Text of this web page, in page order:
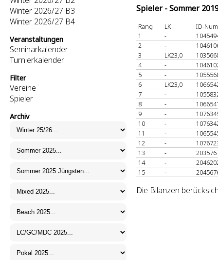
Winter 2026/27 B3
Winter 2026/27 B4
Veranstaltungen
Seminarkalender
Turnierkalender
Filter
Vereine
Spieler
Archiv
Spieler - Sommer
Rang LK
ID-
1
-
2
-
3
LK23,0
4
-
5
-
6
LK23,0
7
-
8
-
9
-
10
-
11
-
12
-
13
-
14
-
15
-
Die Bilanzen